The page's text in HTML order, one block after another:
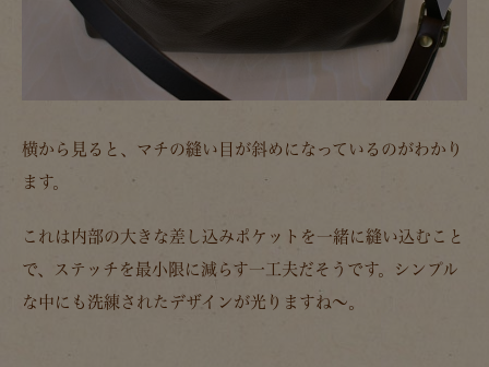
横から見ると、マチの縫い目が斜めになっているのがわかり
ます。
これは内部の大きな差し込みポケットを一緒に縫い込むこと
で、ステッチを最小限に減らす一工夫だそうです。シンプル
な中にも洗練されたデザインが光りますね～。